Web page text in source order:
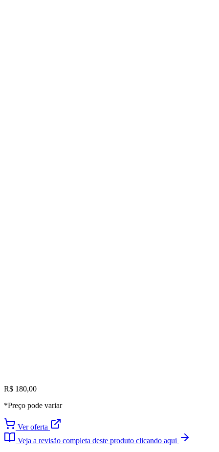
R$ 180,00
*Preço pode variar
Ver oferta
Veja a revisão completa deste produto clicando aqui